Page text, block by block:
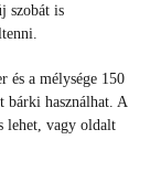
szobát is
és a mélysége 150
bárki használhat. A
lehet, vagy oldalt